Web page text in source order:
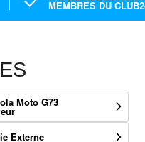
MEMBRES DU
Moto G73
Externe